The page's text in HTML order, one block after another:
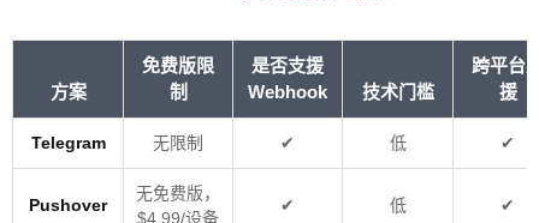
方案
免费版限
制
是否支援
Webhook
技术门槛
跨平台
援
Telegram 无限制 ✔ 低 ✔
Pushover
无免费版，
$4.99/设备
✔ 低 ✔